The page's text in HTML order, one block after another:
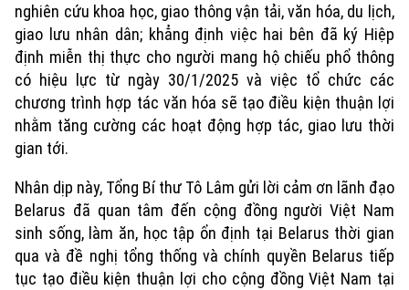
nghiên cứu khoa học, giao thông vận tải, văn hóa, du lịch,
giao lưu nhân dân; khẳng định việc hai bên đã ký Hiệp
định miễn thị thực cho người mang hộ chiếu phổ thông
có hiệu lực từ ngày 30/1/2025 và việc tổ chức các
chương trình hợp tác văn hóa sẽ tạo điều kiện thuận lợi
nhằm tăng cường các hoạt động hợp tác, giao lưu thời
gian tới.
Nhân dịp này, Tổng Bí thư Tô Lâm gửi lời cảm ơn lãnh đạo
Belarus đã quan tâm đến cộng đồng người Việt Nam
sinh sống, làm ăn, học tập ổn định tại Belarus thời gian
qua và đề nghị tổng thống và chính quyền Belarus tiếp
tục tạo điều kiện thuận lợi cho cộng đồng Việt Nam tại